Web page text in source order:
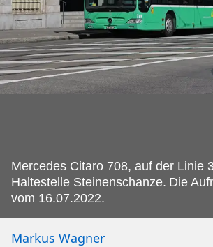
Mercedes Citaro 708, auf der Linie
Haltestelle Steinenschanze. Die
vom 16.07.2022.
Markus Wagner